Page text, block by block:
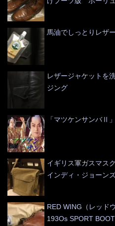
馬油でしっとりレザ
レザージャケットを
ジング
「マツケンサンバⅡ
イギリス軍ガスマ
インディ・ジョーン
RED WING（レッド
193Os SPORT